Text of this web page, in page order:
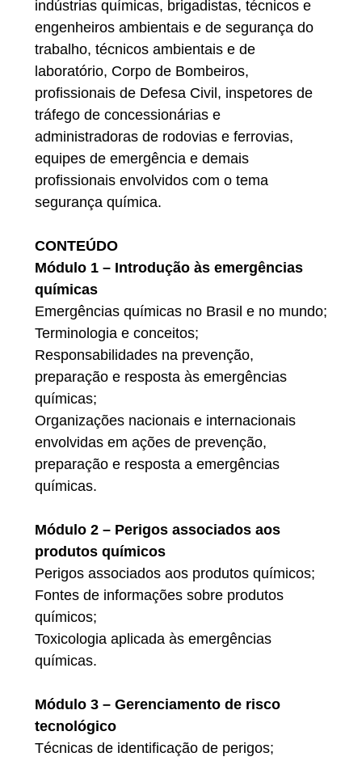
indústrias químicas, brigadistas, técnicos e
engenheiros ambientais e de segurança do
trabalho, técnicos ambientais e de
laboratório, Corpo de Bombeiros,
profissionais de Defesa Civil, inspetores de
tráfego de concessionárias e
administradoras de rodovias e ferrovias,
equipes de emergência e demais
profissionais envolvidos com o tema
segurança química.
CONTEÚDO
Módulo 1 – Introdução às emergências
químicas
Emergências químicas no Brasil e no mundo;
Terminologia e conceitos;
Responsabilidades na prevenção,
preparação e resposta às emergências
químicas;
Organizações nacionais e internacionais
envolvidas em ações de prevenção,
preparação e resposta a emergências
químicas.
Módulo 2 – Perigos associados aos
produtos químicos
Perigos associados aos produtos químicos;
Fontes de informações sobre produtos
químicos;
Toxicologia aplicada às emergências
químicas.
Módulo 3 – Gerenciamento de risco
tecnológico
Técnicas de identificação de perigos;